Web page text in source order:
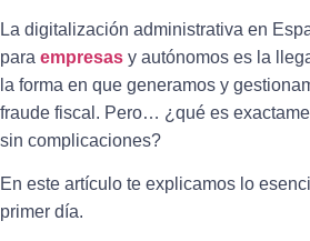
La digitalización administrativa en
para empresas y autónomos es la
la forma en que generamos y
fraude fiscal. Pero… ¿qué es
sin complicaciones?
En este artículo te explicamos lo
primer día.